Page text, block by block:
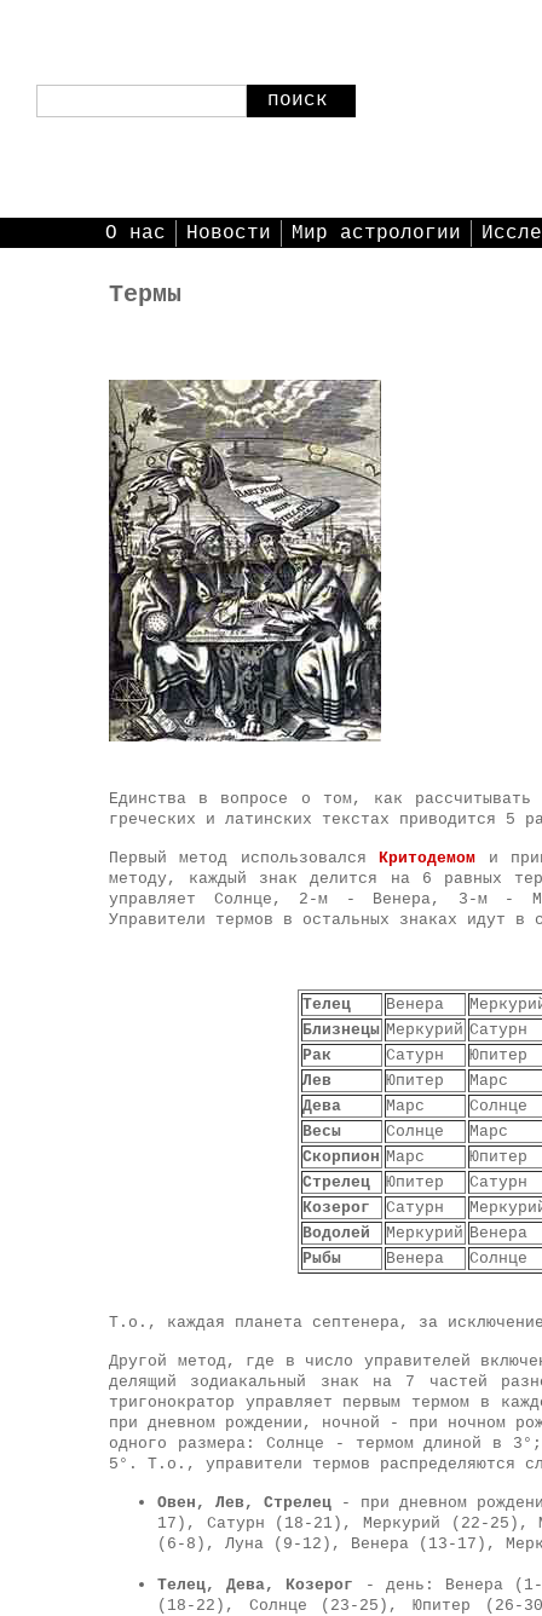
поиск
О нас Новости Мир астрологии
Термы
Единства в вопросе о том, как
греческих и латинских текстах приводится 5
Первый метод использовался Критодемом
и
методу, каждый знак делится на 6 равных
управляет Солнце, 2-м - Венера, 3-м
Управители термов в остальных знаках идут в
Телец Венера
Близнецы Меркурий Сатурн
Рак
Сатурн
Юпитер
Лев
Юпитер
Марс
Дева
Марс
Солнце
Весы
Солнце
Марс
Скорпион Марс
Юпитер
Стрелец
Юпитер
Сатурн
Козерог
Сатурн
Водолей
Меркурий Венера
Рыбы
Венера Солнце
Т.о., каждая планета септенера, за
Другой метод, где в число управителей
делящий зодиакальный знак на 7 частей
тригонократор управляет первым термом в
при дневном рождении, ночной - при ночном
одного размера: Солнце - термом длиной в
5°. Т.о., управители термов распределяются
Овен, Лев, Стрелец - при дневном
17), Сатурн (18-21), Меркурий (22-25),
(6-8), Луна (9-12), Венера (13-17),
Телец, Дева, Козерог - день: Венера
(18-22), Солнце (23-25), Юпитер (26-